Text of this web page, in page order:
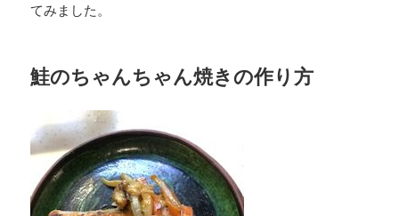
てみました。
鮭のちゃんちゃん焼きの作り方